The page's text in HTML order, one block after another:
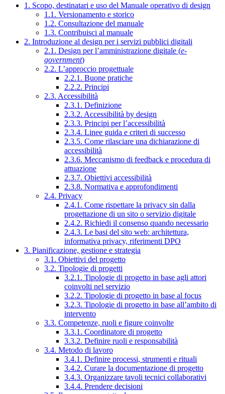
1. Scopo, destinatari e uso del Manuale operativo di design
1.1. Versionamento e storico
1.2. Consultazione del manuale
1.3. Contribuisci al manuale
2. Introduzione al design per i servizi pubblici digitali
2.1. Design per l’amministrazione digitale (e-
government)
2.2. L’approccio progettuale
2.2.1. Buone pratiche
2.2.2. Principi
2.3. Accessibilità
2.3.1. Definizione
2.3.2. Accessibilità by design
2.3.3. Principi per l’accessibilità
2.3.4. Linee guida e criteri di successo
2.3.5. Come rilasciare una dichiarazione di
accessibilità
2.3.6. Meccanismo di feedback e procedura di
attuazione
2.3.7. Obiettivi accessibilità
2.3.8. Normativa e approfondimenti
2.4. Privacy
2.4.1. Come rispettare la privacy sin dalla
progettazione di un sito o servizio digitale
2.4.2. Richiedi il consenso quando necessario
2.4.3. Le basi del sito web: architettura,
informativa privacy, riferimenti DPO
3. Pianificazione, gestione e strategia
3.1. Obiettivi del progetto
3.2. Tipologie di progetti
3.2.1. Tipologie di progetto in base agli attori
coinvolti nel servizio
3.2.2. Tipologie di progetto in base al focus
3.2.3. Tipologie di progetto in base all’ambito di
intervento
3.3. Competenze, ruoli e figure coinvolte
3.3.1. Coordinatore di progetto
3.3.2. Definire ruoli e responsabilità
3.4. Metodo di lavoro
3.4.1. Definire processi, strumenti e rituali
3.4.2. Curare la documentazione di progetto
3.4.3. Organizzare tavoli tecnici collaborativi
3.4.4. Prendere decisioni